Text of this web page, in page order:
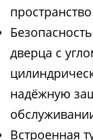
дверца с
надёжную
Встроенная